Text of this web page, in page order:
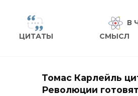
ЦИТАТЫ
В
СМЫСЛ
Томас Карлейль
Революции